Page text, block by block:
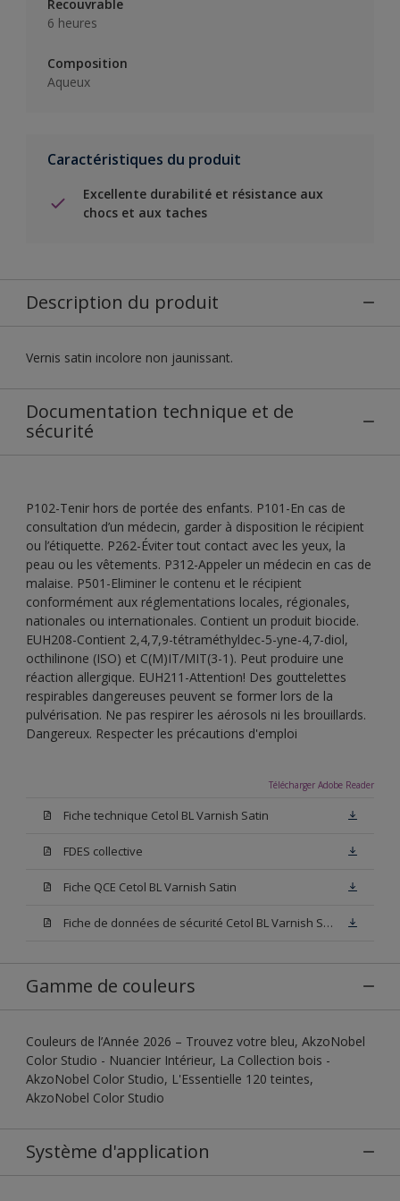
Recouvrable
6 heures
Composition
Aqueux
Caractéristiques du produit
Excellente durabilité et résistance aux
chocs et aux taches
Description du produit
Vernis satin incolore non jaunissant.
Documentation technique et de
sécurité
P102-Tenir hors de portée des enfants. P101-En cas de
consultation d’un médecin, garder à disposition le récipient
ou l’étiquette. P262-Éviter tout contact avec les yeux, la
peau ou les vêtements. P312-Appeler un médecin en cas de
malaise. P501-Eliminer le contenu et le récipient
conformément aux réglementations locales, régionales,
nationales ou internationales. Contient un produit biocide.
EUH208-Contient 2,4,7,9-tétraméthyldec-5-yne-4,7-diol,
octhilinone (ISO) et C(M)IT/MIT(3-1). Peut produire une
réaction allergique. EUH211-Attention! Des gouttelettes
respirables dangereuses peuvent se former lors de la
pulvérisation. Ne pas respirer les aérosols ni les brouillards.
Dangereux. Respecter les précautions d'emploi
Télécharger Adobe Reader
Fiche technique Cetol BL Varnish Satin
FDES collective
Fiche QCE Cetol BL Varnish Satin
Fiche de données de sécurité Cetol BL Varnish Satin Incolore
Gamme de couleurs
Couleurs de l’Année 2026 – Trouvez votre bleu, AkzoNobel
Color Studio - Nuancier Intérieur, La Collection bois -
AkzoNobel Color Studio, L'Essentielle 120 teintes,
AkzoNobel Color Studio
Système d'application